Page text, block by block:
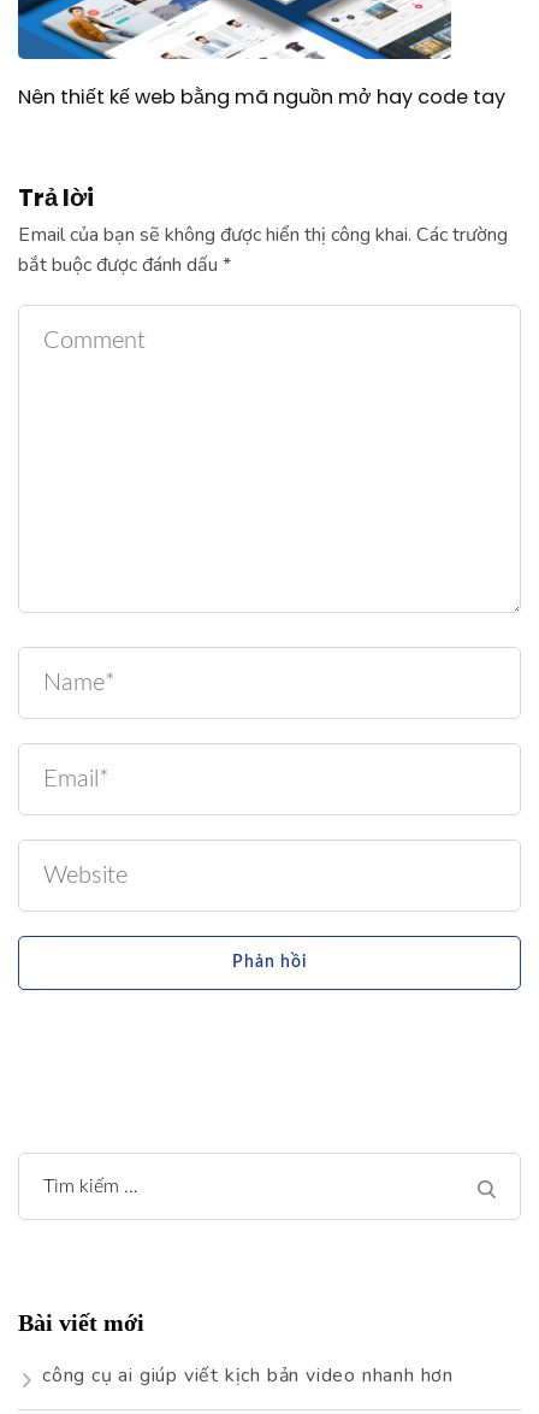
Nên thiết kế web bằng mã nguồn mở hay code tay
Trả lời
Email của bạn sẽ không được hiển thị công khai. Các trường
bắt buộc được đánh dấu *
Tìm
kiếm
Bài viết mới
công cụ ai giúp viết kịch bản video nhanh hơn